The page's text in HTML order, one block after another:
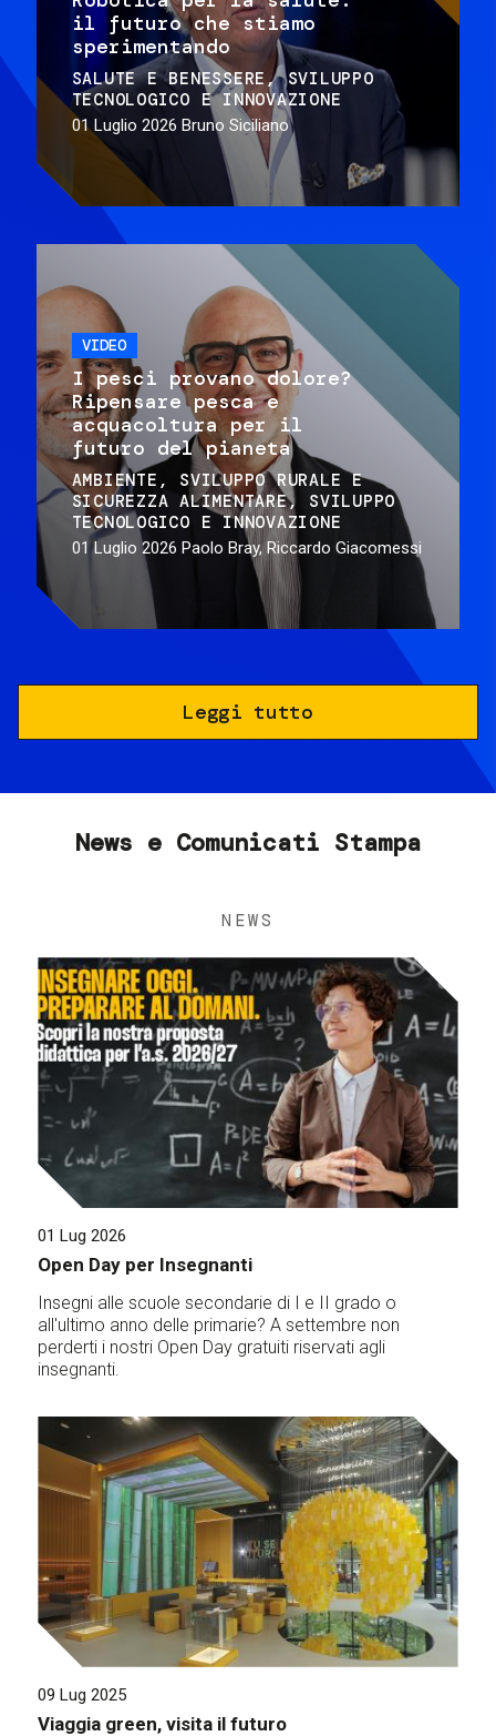
il futuro che stiamo
sperimentando
SALUTE E BENESSERE
SVILUPPO
TECNOLOGICO E INNOVAZIONE
01 Luglio 2026 Bruno Siciliano
VIDEO
I pesci provano dolore?
Ripensare pesca e
acquacoltura per il
futuro del pianeta
AMBIENTE
SVILUPPO RURALE E
SICUREZZA ALIMENTARE
SVILUPPO
TECNOLOGICO E INNOVAZIONE
01 Luglio 2026 Paolo Bray, Riccardo Giacomessi
Leggi tutto
News e Comunicati Stampa
NEWS
01 Lug 2026
Open Day per Insegnanti
Insegni alle scuole secondarie di I e II grado o
all'ultimo anno delle primarie? A settembre non
perderti i nostri Open Day gratuiti riservati agli
insegnanti.
09 Lug 2025
Viaggia green, visita il futuro